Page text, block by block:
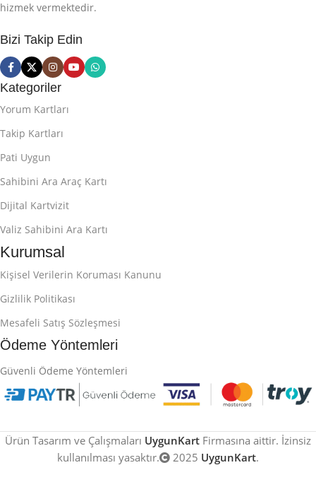
hizmek vermektedir.
Bizi Takip Edin
Kategoriler
Yorum Kartları
Takip Kartları
Pati Uygun
Sahibini Ara Araç Kartı
Dijital Kartvizit
Valiz Sahibini Ara Kartı
Kurumsal
Kişisel Verilerin Koruması Kanunu
Gizlilik Politikası
Mesafeli Satış Sözleşmesi
Ödeme Yöntemleri
Güvenli Ödeme Yöntemleri
Ürün Tasarım ve Çalışmaları UygunKart Firmasına aittir. İzinsiz
kullanılması yasaktır.
2025 UygunKart.